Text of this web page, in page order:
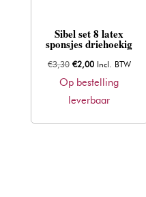
Sibel set 8 latex
sponsjes driehoekig
€3,30 Oorspronkelijke
prijs
was:
€2,00Huidige
prijs
is:
Incl. BTW
Op bestelling
leverbaar